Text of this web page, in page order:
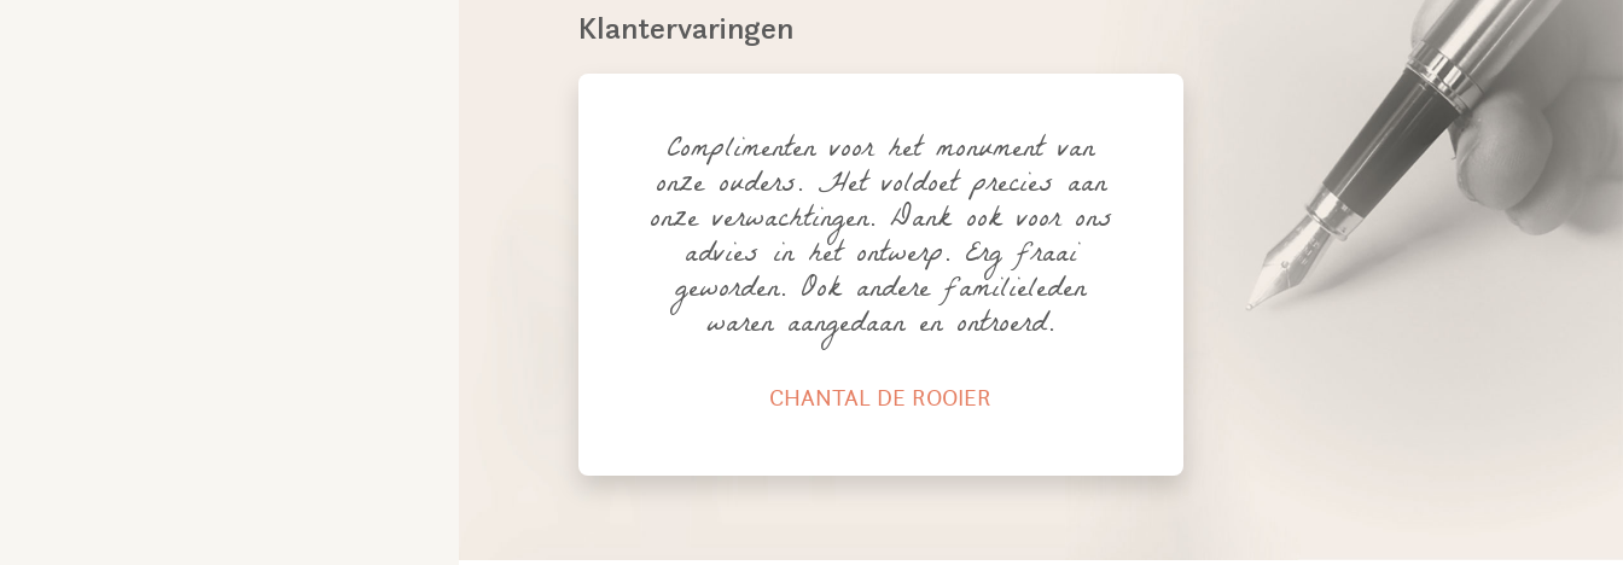
Klantervaringen
Complimenten voor het monument van
onze ouders. Het voldoet precies aan
onze verwachtingen. Dank ook voor ons
advies in het ontwerp. Erg fraai
geworden. Ook andere familieleden
waren aangedaan en ontroerd.
CHANTAL DE ROOIER